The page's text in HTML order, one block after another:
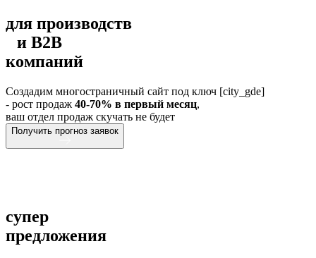
для производств
и В2В
компаний
Создадим многостраничный сайт под ключ [city_gde]
- рост продаж 40-70% в первый месяц,
ваш отдел продаж скучать не будет
Получить прогноз заявок
супер
предложения